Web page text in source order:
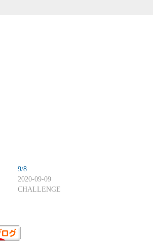
9/8
2020-09-09
CHALLENGE